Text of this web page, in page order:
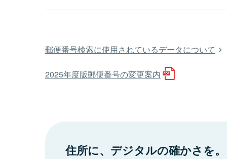
郵便番号検索に使用されているデータについて
2025年度版郵便番号の変更案内
住所に、デジタルの確かさを。